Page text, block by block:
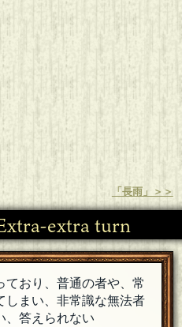
「長雨」＞＞
extra turn
ており、普通の者や、常
しまい、非常識な無法者
、答えられない